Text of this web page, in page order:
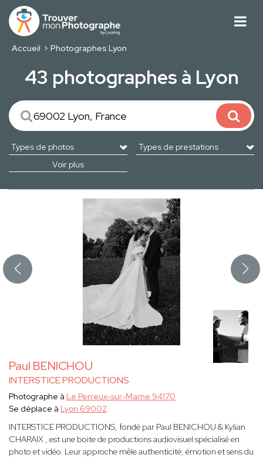
Accueil Photographes Lyon
43 photographes à Lyon
Voir plus
Paul BENICHOU
INTERSTICE PRODUCTIONS
Photographe à Le Perreux-sur-Marne 94170
Se déplace à Lyon 69002
INTERSTICE PRODUCTIONS, fondé par Paul BENICHOU & Kylian
CHARAIX , est une boite de productions audiovisuel spécialisé en
photo et vidéo. Leur approche mêle authenticité, émotion et sens du